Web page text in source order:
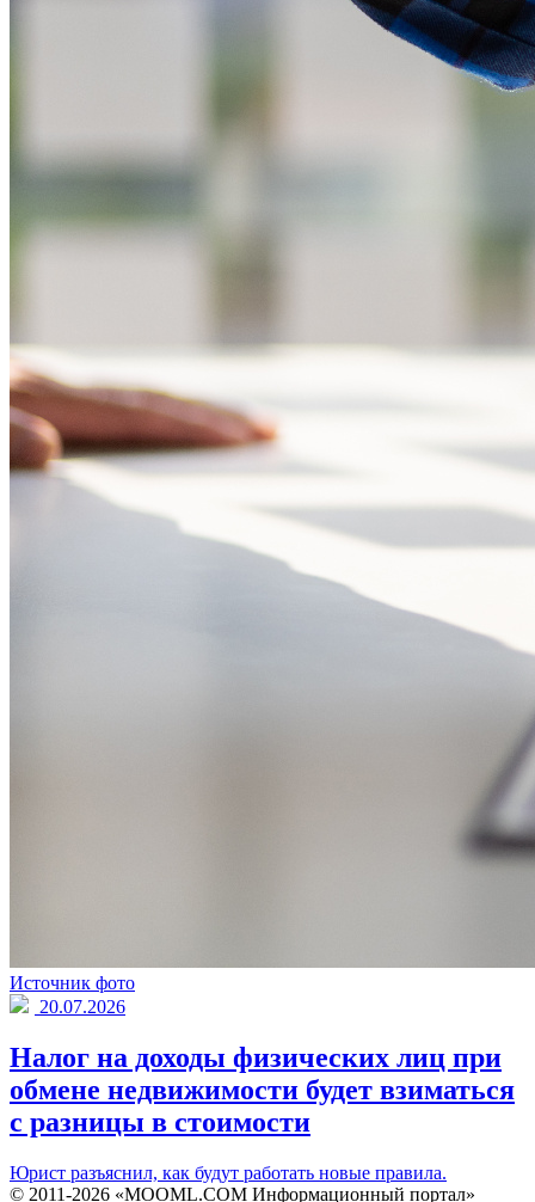
Источник фото
20.07.2026
Налог на доходы физических лиц при
обмене недвижимости будет взиматься
с разницы в стоимости
Юрист разъяснил, как будут работать новые правила.
© 2011-2026 «MOOML.COM Информационный портал»